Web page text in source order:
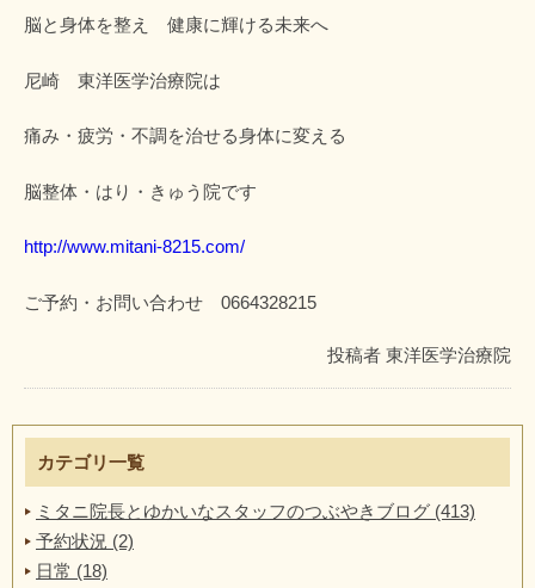
脳と身体を整え 健康に輝ける未来へ
尼崎 東洋医学治療院は
痛み・疲労・不調を治せる身体に変える
脳整体・はり・きゅう院です
http://www.mitani-8215.com/
ご予約・お問い合わせ 0664328215
投稿者 東洋医学治療院
カテゴリ一覧
ミタニ院長とゆかいなスタッフのつぶやきブログ (413)
予約状況 (2)
日常 (18)